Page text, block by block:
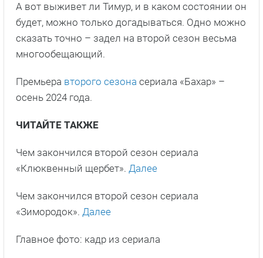
А вот выживет ли Тимур, и в каком состоянии он
будет, можно только догадываться. Одно можно
сказать точно – задел на второй сезон весьма
многообещающий.
Премьера второго сезона сериала «Бахар» –
осень 2024 года.
ЧИТАЙТЕ ТАКЖЕ
Чем закончился второй сезон сериала
«Клюквенный щербет». Далее
Чем закончился второй сезон сериала
«Зимородок». Далее
Главное фото: кадр из сериала